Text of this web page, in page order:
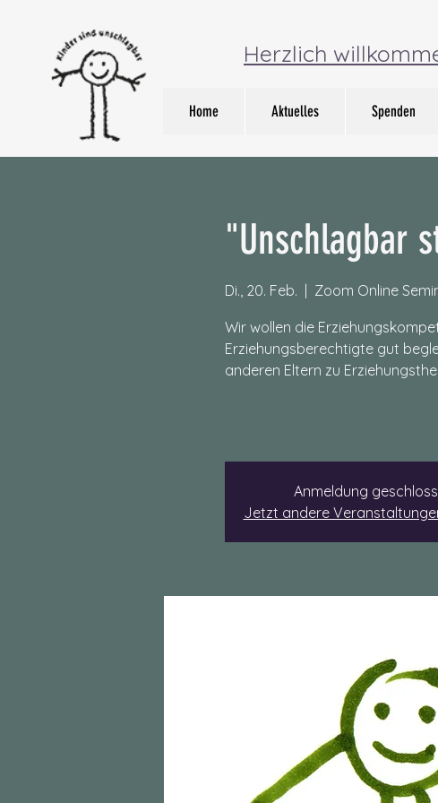
Herzlich
Home Aktuelles Spenden
"Unschlagbar
Di., 20. Feb. Zoom Online
Wir wollen die
Erziehungsberechtigte gut
anderen Eltern zu
Anmeldung
Jetzt andere